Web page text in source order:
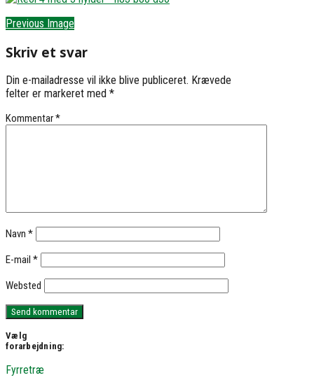
Previous Image
Skriv et svar
Din e-mailadresse vil ikke blive publiceret. Krævede
felter er markeret med *
Kommentar*
Navn *
E-mail *
Websted
Vælg
forarbejdning:
Fyrretræ